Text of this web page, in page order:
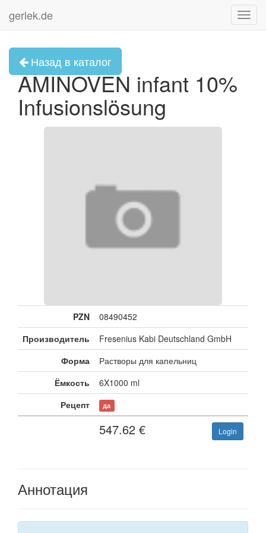
gerlek.de
Назад в каталог
AMINOVEN infant 10%
Infusionslösung
PZN
08490452
Производитель
Fresenius Kabi Deutschland GmbH
Форма
Растворы для капельниц
Ёмкость
6X1000 ml
Рецепт
да
547.62 € Login
Аннотация